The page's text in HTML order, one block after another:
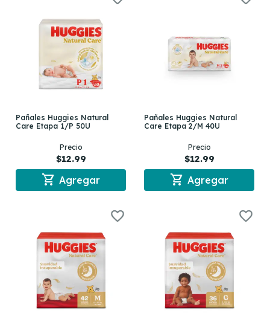
Pañales Huggies Natural
Care Etapa 1/P 50U
Precio
$12.99
shopping_cart Agregar
Pañales Huggies Natural
Care Etapa 2/M 40U
Precio
$12.99
shopping_cart Agregar